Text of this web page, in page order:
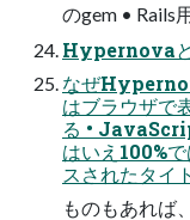
のgem • Rails
Hypernova
なぜ
はブラウザで
る •
はいえ100%
スされたタ
ものもあれば